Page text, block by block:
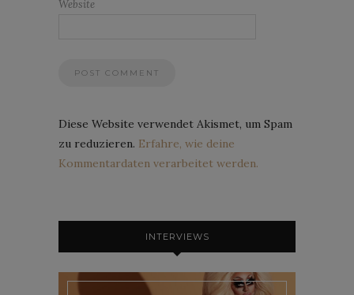
Website
Diese Website verwendet Akismet, um Spam
zu reduzieren. Erfahre, wie deine
Kommentardaten verarbeitet werden.
INTERVIEWS